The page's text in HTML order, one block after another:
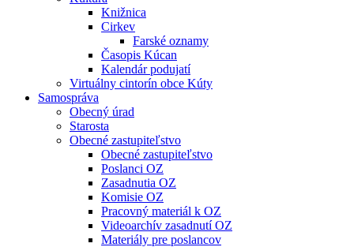
Knižnica
Cirkev
Farské oznamy
Časopis Kúcan
Kalendár podujatí
Virtuálny cintorín obce Kúty
Samospráva
Obecný úrad
Starosta
Obecné zastupiteľstvo
Obecné zastupiteľstvo
Poslanci OZ
Zasadnutia OZ
Komisie OZ
Pracovný materiál k OZ
Videoarchív zasadnutí OZ
Materiály pre poslancov